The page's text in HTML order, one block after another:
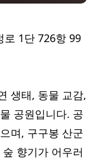
로 1단 726항 99
생태, 동물 교감,
공원입니다. 공
며, 구구봉 산군
향기가 어우러